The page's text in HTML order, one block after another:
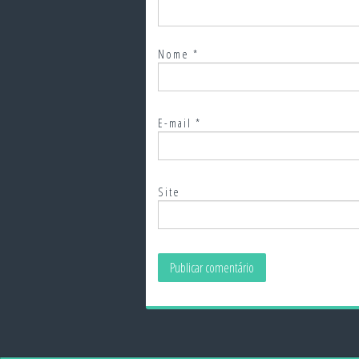
Nome *
E-mail *
Site